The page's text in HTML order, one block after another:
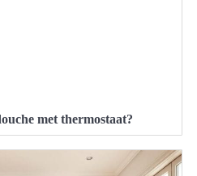
met thermostaat?